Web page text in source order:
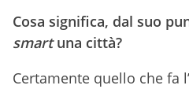
Cosa significa, dal suo
smartuna città?
Certamente quello che fa